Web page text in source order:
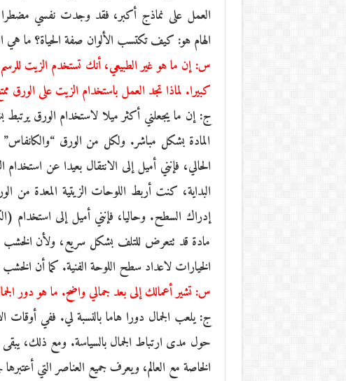
العمل على نماذج أكبر، فقد وجدت نفسي مضطرا
الهام هو: كيف تكتسب الألوان صفة الحياة؟ ما هي
س: إن ما هو غير الطبيعي، أنك تستخدم الزيت
كبيرا. لماذا تجد العمل باستخدام الزيت على الورق
ج: إن ما يجعلني أكثر ميلا لاستخدام الورق
المادة بشكل مباشر. ولكل من الورق
الحالي، فإنني أميل إلى الانتقال بعيدا عن
البداية، كنت أربط اللوحات الزيتية المعدة من
إدراك السطح. وحاليا، فإنني أميل إلى
مادة قد تتعرض للتلف بشكل سريع، ولأن الخشب
الخيارات لاعداد سطح اللوحة الفنية. كما أن
س: تشير أعمالك إلى بعد جمالي واضح. ما هو دور
ج: يلعب الجمال دورا هاما بالنسبة لي. ففي
حول مدى ارتباط الجمال بالسياسة. ومع ذلك،
الخاصة مع العالم، ويعرف جميع العناصر التي أعتبرها